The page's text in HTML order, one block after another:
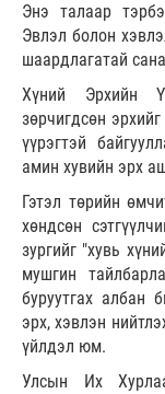
Энэ талаар
Эвлэл болон
шаардлагатай
Хүний Эрхийн
зөрчигдсөн
үүрэгтэй
амин хувийн эрх
Гэтэл төрийн
хөндсөн
зургийг "хувь
мушгин
буруутгах албан
эрх, хэвлэн
үйлдэл юм.
Улсын Их